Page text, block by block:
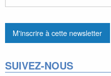
SUIVEZ-NOUS